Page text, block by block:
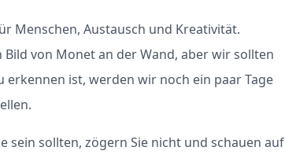
Menschen, Austausch und Kreativität.
von Monet an der Wand, aber wir sollten
ist, werden wir noch ein paar Tage
sein sollten, zögern Sie nicht und schauen auf